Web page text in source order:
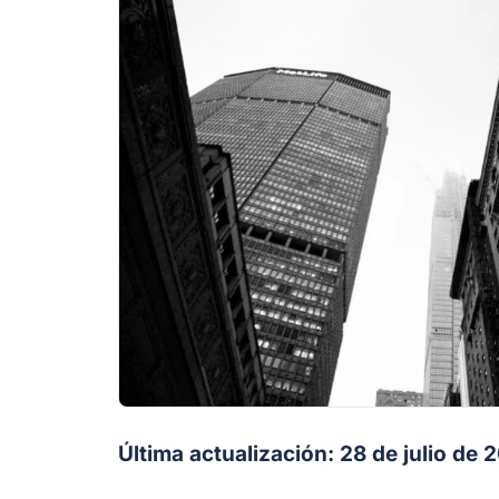
Última actualización: 28 de julio de